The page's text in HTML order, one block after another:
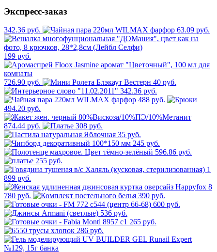
Экспресс-заказ
342.36 руб. 63.09 руб.
199 руб.
726.90 руб.
40 руб.
342.36 руб.
488 руб.
494.20 руб.
874.44 руб.
308 руб.
35 руб.
245 руб.
596.86 руб.
255 руб.
1
899 руб.
8
780 руб.
390 руб.
600 руб.
536 руб.
265 руб.
286 руб.